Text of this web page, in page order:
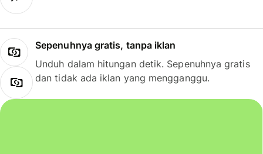
Sepenuhnya gratis, tanpa iklan
Unduh dalam hitungan detik. Sepenuhnya gratis
dan tidak ada iklan yang mengganggu.